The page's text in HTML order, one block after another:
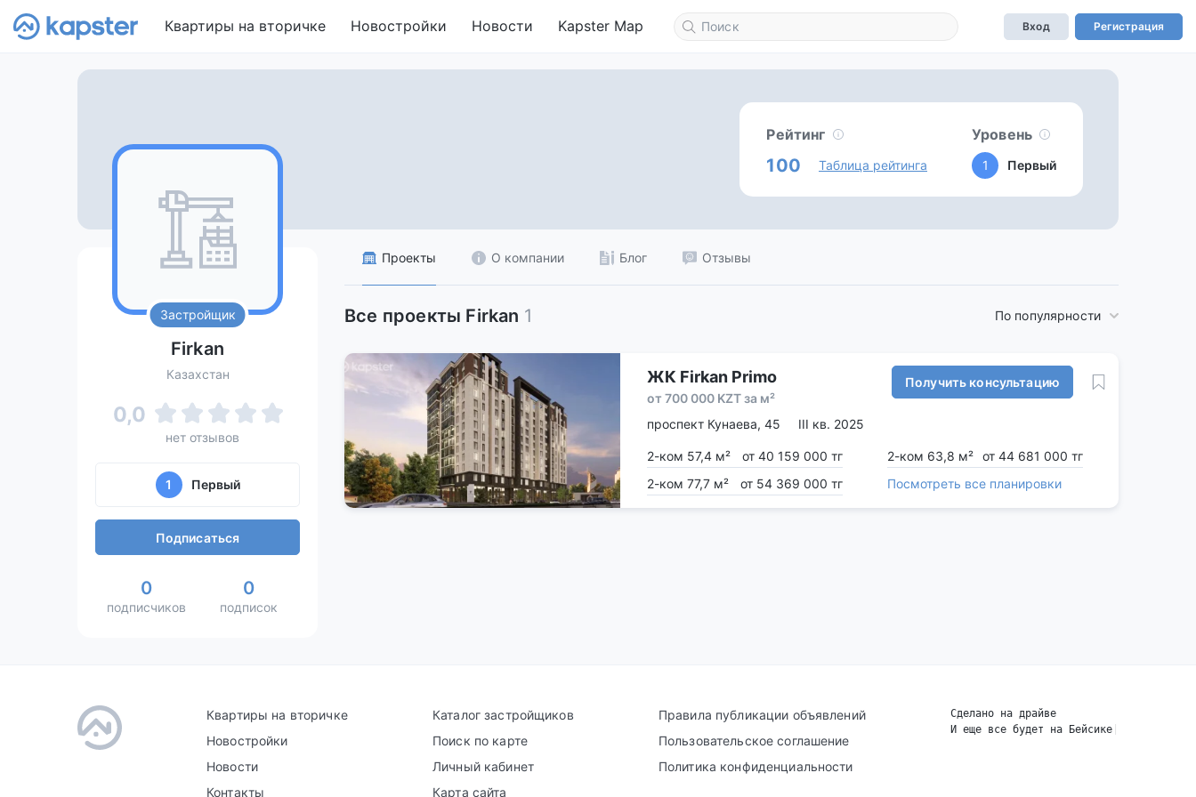
Квартиры на вторичке Новостройки Новости Kapster Map Вход Регистрация
Рейтинг
100 Таблица рейтинга
Уровень
1 Первый
Застройщик
Firkan
Казахстан
0,0
нет отзывов
1 Первый
Подписаться
0
подписчиков
0
подписок
Проекты О компании Блог Отзывы
Все проекты Firkan 1 По популярности
ЖК Firkan Primo
от 700 000 KZT за м²
Получить консультацию
проспект Кунаева, 45 III кв. 2025
2-ком 57,4 м² от 40 159 000 тг 2-ком 63,8 м² от 44 681 000 тг
2-ком 77,7 м²
от 54 369 000 тг Посмотреть все планировки
Квартиры на вторичке
Новостройки
Новости
Контакты
Каталог застройщиков
Поиск по карте
Личный кабинет
Карта сайта
Правила публикации объявлений
Пользовательское соглашение
Политика конфиденциальности
Сделано на драйве
И еще все будет на Бейсике